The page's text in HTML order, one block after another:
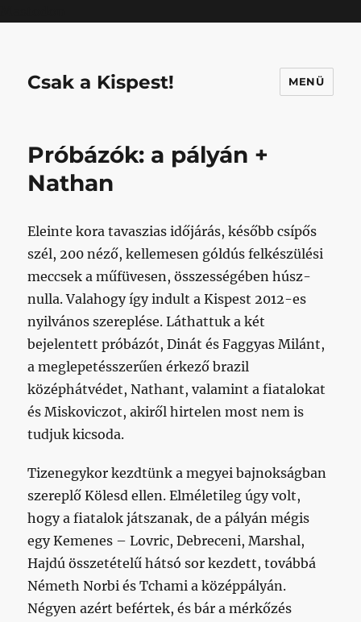
Csak a Kispest! MENÜ
Próbázók: a pályán +
Nathan
Eleinte kora tavaszias időjárás, később csípős
szél, 200 néző, kellemesen góldús felkészülési
meccsek a műfüvesen, összességében húsz-
nulla. Valahogy így indult a Kispest 2012-es
nyilvános szereplése. Láthattuk a két
bejelentett próbázót, Dinát és Faggyas Milánt,
a meglepetésszerűen érkező brazil
középhátvédet, Nathant, valamint a fiatalokat
és Miskoviczot, akiről hirtelen most nem is
tudjuk kicsoda.
Tizenegykor kezdtünk a megyei bajnokságban
szereplő Kölesd ellen. Elméletileg úgy volt,
hogy a fiatalok játszanak, de a pályán mégis
egy Kemenes – Lovric, Debreceni, Marshal,
Hajdú összetételű hátsó sor kezdett, továbbá
Németh Norbi és Tchami a középpályán.
Négyen azért befértek, és bár a mérkőzés